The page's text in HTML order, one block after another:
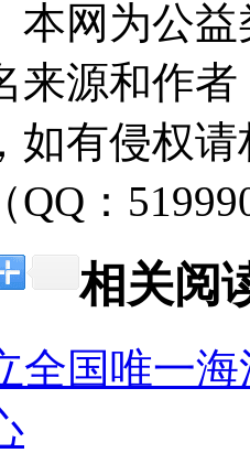
本网为公
来源和作
如有侵权
QQ：
相关阅
全国唯一